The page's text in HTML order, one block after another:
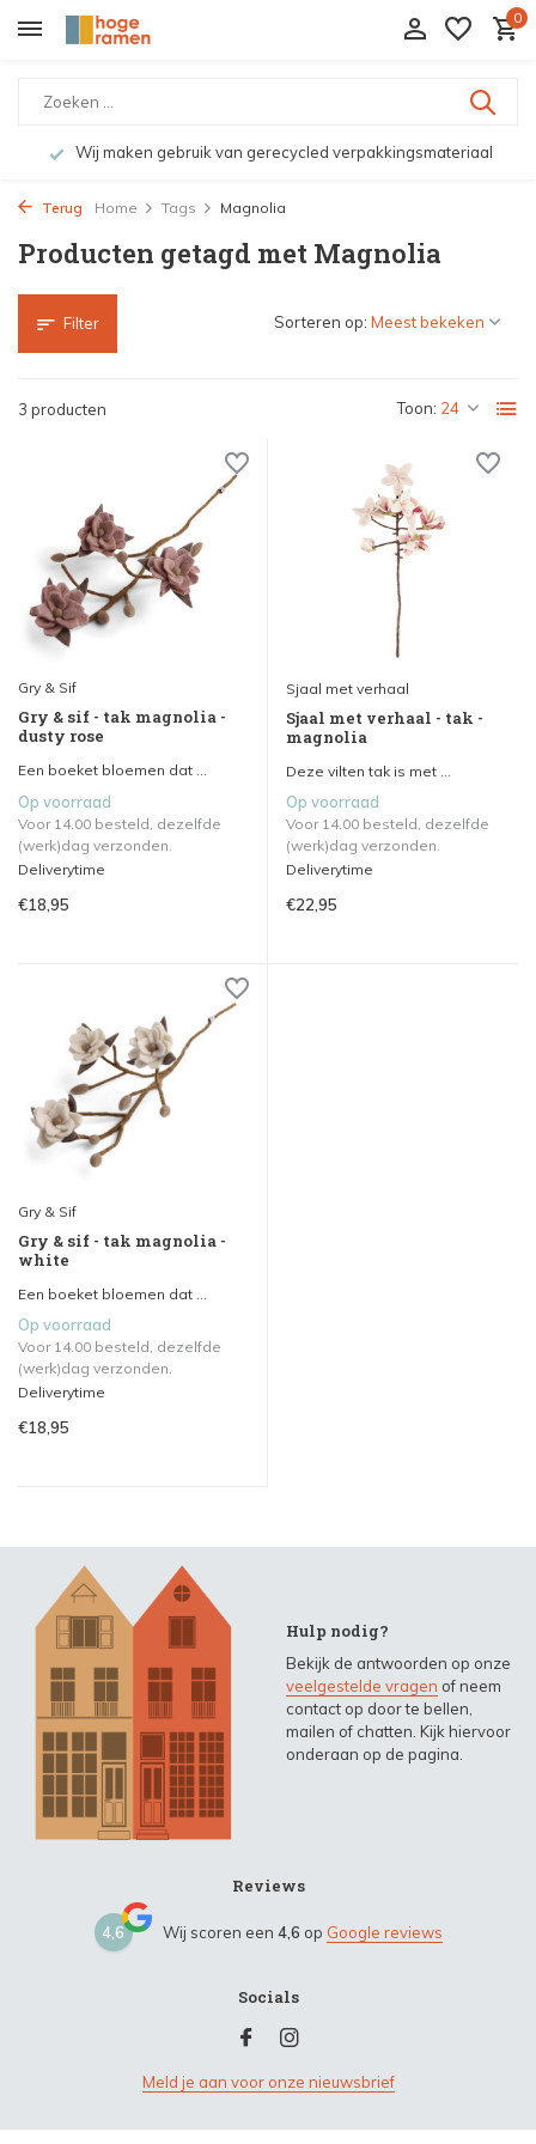
0
Wij maken gebruik van gerecycled verpakkingsmateriaal
Terug Home Tags Magnolia
Producten getagd met Magnolia
Filter
3 producten Toon:
Sorteren op:
Gry & Sif
Gry & sif - tak magnolia -
dusty rose
Een boeket bloemen dat ...
Op voorraad
Voor 14.00 besteld, dezelfde
(werk)dag verzonden.
Deliverytime
€18,95
Sjaal met verhaal
Sjaal met verhaal - tak -
magnolia
Deze vilten tak is met ...
Op voorraad
Voor 14.00 besteld, dezelfde
(werk)dag verzonden.
Deliverytime
€22,95
Gry & Sif
Gry & sif - tak magnolia -
white
Een boeket bloemen dat ...
Op voorraad
Voor 14.00 besteld, dezelfde
(werk)dag verzonden.
Deliverytime
€18,95
Hulp nodig?
Bekijk de antwoorden op onze
veelgestelde vragen of neem
contact op door te bellen,
mailen of chatten. Kijk hiervoor
onderaan op de pagina.
Reviews
4,6 Wij scoren een 4,6 op Google reviews
Socials
Meld je aan voor onze nieuwsbrief